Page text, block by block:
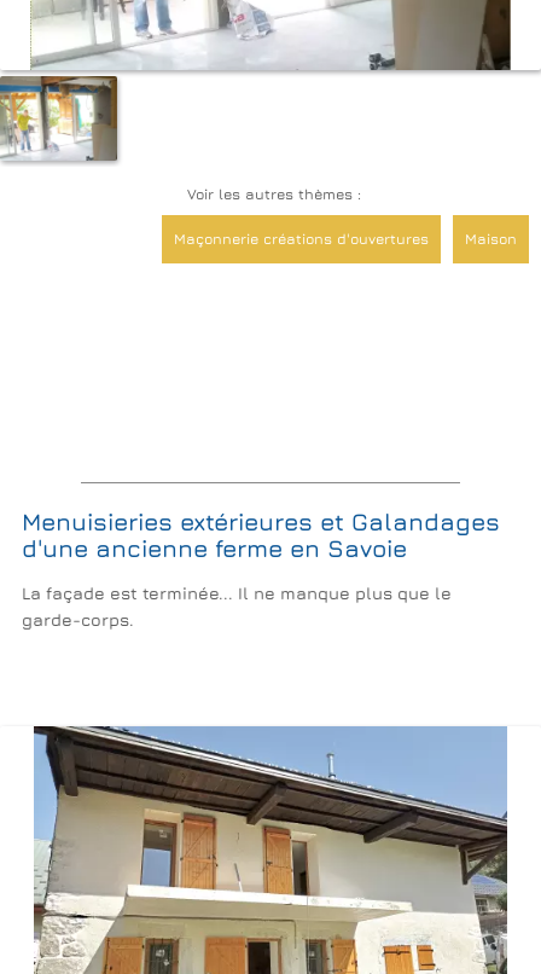
Voir les autres thèmes :
Maison
Maçonnerie créations d'ouvertures
Menuisieries extérieures et Galandages
d'une ancienne ferme en Savoie
La façade est terminée... Il ne manque plus que le
garde-corps.